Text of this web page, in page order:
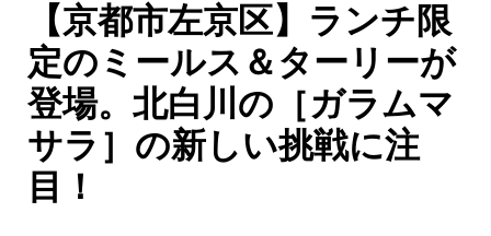
ABOUT US
Instagram
チケットプレゼント応募
【京都市左京区】ランチ限
定のミールス＆ターリーが
登場。北白川の［ガラムマ
サラ］の新しい挑戦に注
目！